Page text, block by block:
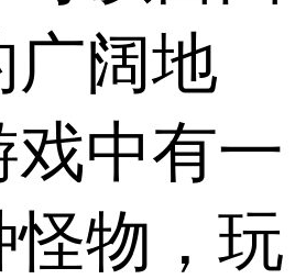
广阔地
戏中有一
怪物，玩